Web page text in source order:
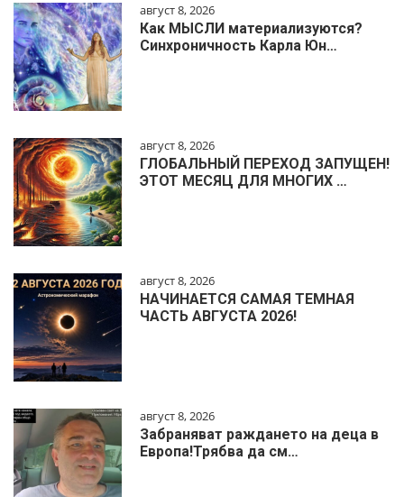
август 8, 2026
Как МЫСЛИ материализуются?
Синхроничность Карла Юн…
август 8, 2026
ГЛОБАЛЬНЫЙ ПЕРЕХОД ЗАПУЩЕН!
ЭТОТ МЕСЯЦ ДЛЯ МНОГИХ …
август 8, 2026
НАЧИНАЕТСЯ САМАЯ ТЕМНАЯ
ЧАСТЬ АВГУСТА 2026!
август 8, 2026
Забраняват раждането на деца в
Европа!Трябва да см…